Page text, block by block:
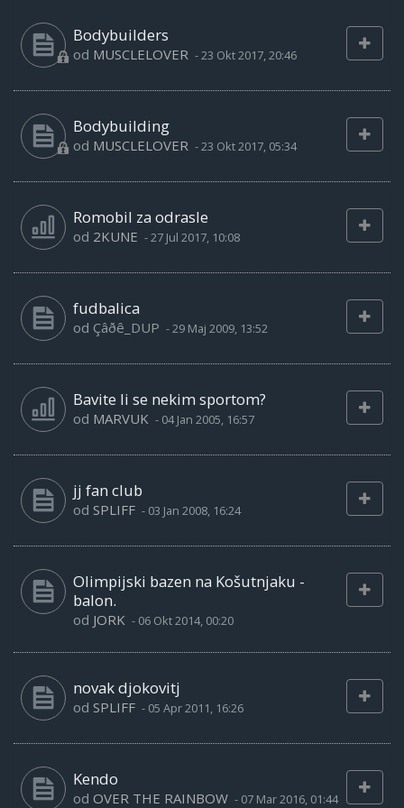
Bodybuilders
od MUSCLELOVER -23 Okt 2017, 20:46
Bodybuilding
od MUSCLELOVER -23 Okt 2017, 05:34
Romobil za odrasle
od 2KUNE -27 Jul 2017, 10:08
fudbalica
od Çâðê_DUP -29 Maj 2009, 13:52
Bavite li se nekim sportom?
od MARVUK - 04 Jan 2005, 16:57
jj fan club
od SPLIFF - 03 Jan 2008, 16:24
Olimpijski bazen na Košutnjaku -
balon.
od JORK - 06 Okt 2014, 00:20
novak djokovitj
od SPLIFF - 05 Apr 2011, 16:26
Kendo
od OVER THE RAINBOW - 07 Mar 2016, 01:44